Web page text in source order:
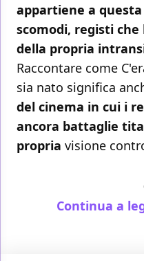
appartiene a
scomodi, registi
della propria
Raccontare come
sia nato significa
del cinema in cui i
ancora battaglie
propria visione
Continua a